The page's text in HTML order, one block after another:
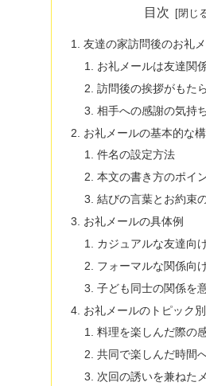
目次
友達の家訪問後のお礼
お礼メールは友達関
訪問後の挨拶がもた
相手への感謝の気持
お礼メールの基本的な
件名の設定方法
本文の書き方のポイ
結びの言葉とお約束
お礼メールの具体例
カジュアルな友達向
フォーマルな関係向
子ども同士の関係を
お礼メールのトピック
料理を楽しんだ際の
共同で楽しんだ時間
次回の誘いを兼ねた